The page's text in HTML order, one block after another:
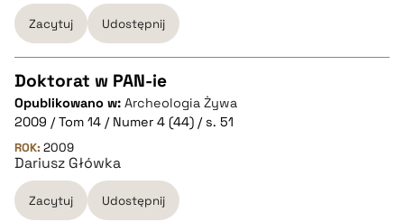
pobierz cytat
Zacytuj Udostępnij
CZYSTY TEKST
pobierz cytat
Doktorat w PAN-ie
Opublikowano w: Archeologia Żywa
2009 / Tom 14 / Numer 4 (44) / s. 51
ROK: 2009
Dariusz Główka
Zacytuj Udostępnij